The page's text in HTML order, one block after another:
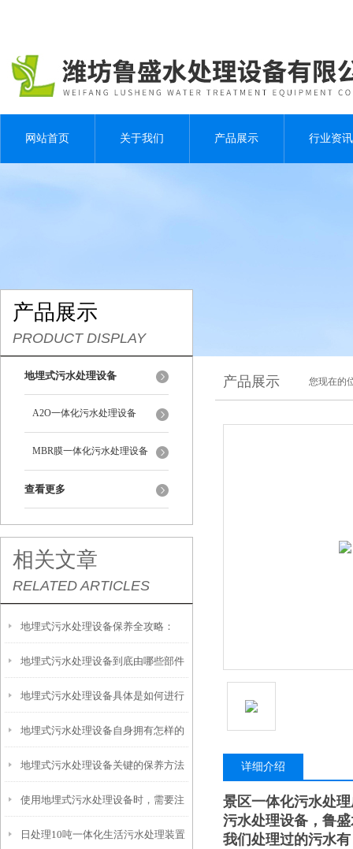
网站首页 关于我们 产品展示 行业资讯
产品展示
PRODUCT DISPLAY
地埋式污水处理设备
A2O一体化污水处理设备
MBR膜一体化污水处理设备
查看更多
相关文章
RELATED ARTICLES
地埋式污水处理设备保养全攻略：
让“地下卫士”持续高效运转
地埋式污水处理设备到底由哪些部件
撑起？核心结构一文拆解
地埋式污水处理设备具体是如何进行
安装的呢？
地埋式污水处理设备自身拥有怎样的
特点呢？
地埋式污水处理设备关键的保养方法
使用地埋式污水处理设备时，需要注
意以下事项
日处理10吨一体化生活污水处理装置
产品展示 您现在的
详细介绍
景区一体化污水处
污水处理设备，鲁
我们处理过的污水